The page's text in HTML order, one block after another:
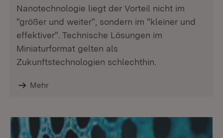
Nanotechnologie liegt der Vorteil nicht im
"größer und weiter", sondern im "kleiner und
effektiver". Technische Lösungen im
Miniaturformat gelten als
Zukunftstechnologien schlechthin.
Mehr